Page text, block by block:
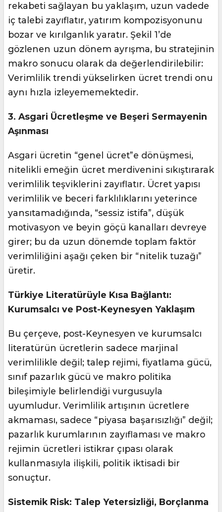
rekabeti sağlayan bu yaklaşım, uzun vadede
iç talebi zayıflatır, yatırım kompozisyonunu
bozar ve kırılganlık yaratır. Şekil 1’de
gözlenen uzun dönem ayrışma, bu stratejinin
makro sonucu olarak da değerlendirilebilir:
Verimlilik trendi yükselirken ücret trendi onu
aynı hızla izleyememektedir.
3. Asgari Ücretleşme ve Beşeri Sermayenin
Aşınması
Asgari ücretin “genel ücret”e dönüşmesi,
nitelikli emeğin ücret merdivenini sıkıştırarak
verimlilik teşviklerini zayıflatır. Ücret yapısı
verimlilik ve beceri farklılıklarını yeterince
yansıtamadığında, “sessiz istifa”, düşük
motivasyon ve beyin göçü kanalları devreye
girer; bu da uzun dönemde toplam faktör
verimliliğini aşağı çeken bir “nitelik tuzağı”
üretir.
Türkiye Literatürüyle Kısa Bağlantı:
Kurumsalcı ve Post-Keynesyen Yaklaşım
Bu çerçeve, post-Keynesyen ve kurumsalcı
literatürün ücretlerin sadece marjinal
verimlilikle değil; talep rejimi, fiyatlama gücü,
sınıf pazarlık gücü ve makro politika
bileşimiyle belirlendiği vurgusuyla
uyumludur. Verimlilik artışının ücretlere
akmaması, sadece “piyasa başarısızlığı” değil;
pazarlık kurumlarının zayıflaması ve makro
rejimin ücretleri istikrar çıpası olarak
kullanmasıyla ilişkili, politik iktisadi bir
sonuçtur.
Sistemik Risk: Talep Yetersizliği, Borçlanma